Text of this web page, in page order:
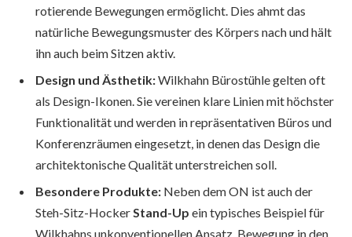
rotierende Bewegungen ermöglicht. Dies ahmt das
natürliche Bewegungsmuster des Körpers nach und hält
ihn auch beim Sitzen aktiv.
Design und Ästhetik:Wilkhahn Bürostühle gelten oft
als Design-Ikonen. Sie vereinen klare Linien mit höchster
Funktionalität und werden in repräsentativen Büros und
Konferenzräumen eingesetzt, in denen das Design die
architektonische Qualität unterstreichen soll.
Besondere Produkte: Neben dem ON ist auch der
Steh-Sitz-HockerStand-Up ein typisches Beispiel für
Wilkhahns unkonventionellen Ansatz, Bewegung in den